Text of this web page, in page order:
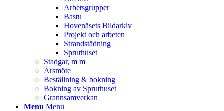
Arbetsgrupper
Bastu
Hovenäsets Bildarkiv
Projekt och arbeten
Strandstädning
Spruthuset
Stadgar, m m
Årsmöte
Beställning & bokning
Bokning av Spruthuset
Grannsamverkan
Menu Menu